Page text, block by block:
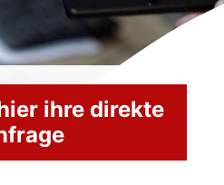
ihre direkte